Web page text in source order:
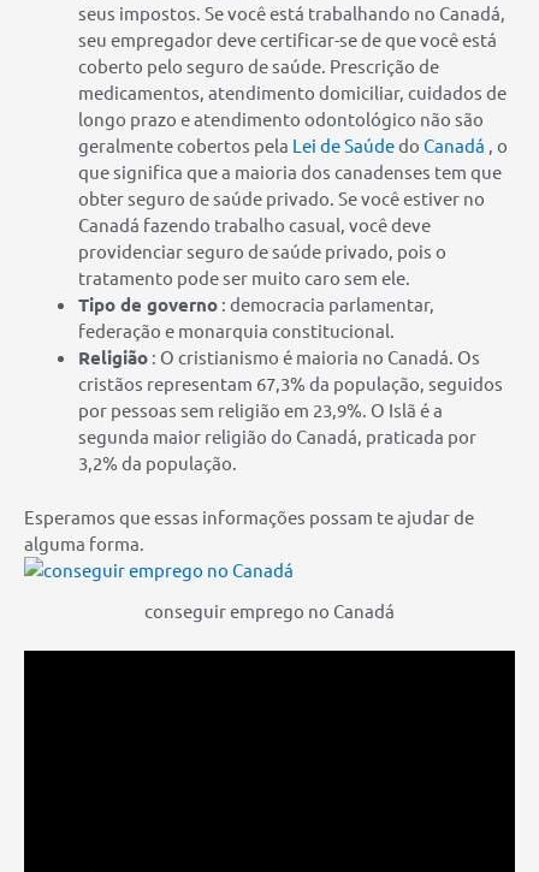
seus impostos. Se você está trabalhando no Canadá,
seu empregador deve certificar-se de que você está
coberto pelo seguro de saúde. Prescrição de
medicamentos, atendimento domiciliar, cuidados de
longo prazo e atendimento odontológico não são
geralmente cobertos pela Lei de Saúdedo Canadá , o
que significa que a maioria dos canadenses tem que
obter seguro de saúde privado. Se você estiver no
Canadá fazendo trabalho casual, você deve
providenciar seguro de saúde privado, pois o
tratamento pode ser muito caro sem ele.
Tipo de governo : democracia parlamentar,
federação e monarquia constitucional.
Religião : O cristianismo é maioria no Canadá. Os
cristãos representam 67,3% da população, seguidos
por pessoas sem religião em 23,9%. O Islã é a
segunda maior religião do Canadá, praticada por
3,2% da população.
Esperamos que essas informações possam te ajudar de
alguma forma.
conseguir emprego no Canadá